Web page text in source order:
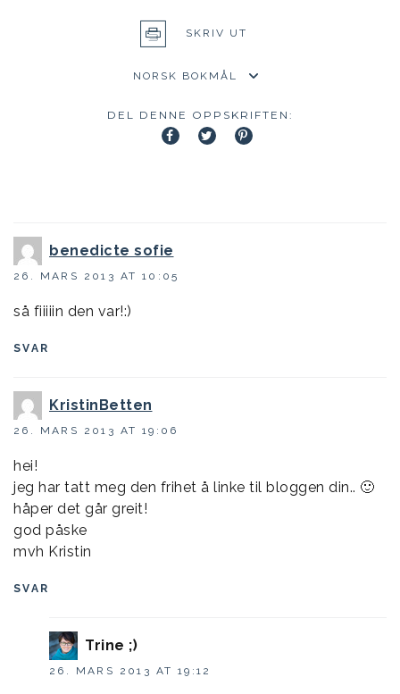
SKRIV UT
DEL DENNE OPPSKRIFTEN:
benedicte sofie
26. MARS 2013 AT 10:05
så fiiiiin den var!:)
SVAR
KristinBetten
26. MARS 2013 AT 19:06
hei!
jeg har tatt meg den frihet å linke til bloggen din.. 🙂
håper det går greit!
god påske
mvh Kristin
SVAR
Trine ;)
26. MARS 2013 AT 19:12